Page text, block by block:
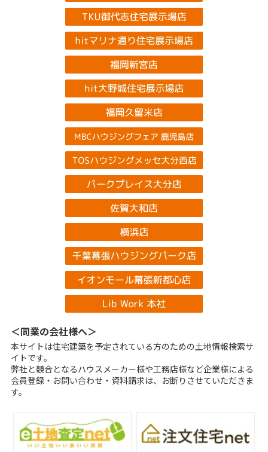
＜同業の会社様へ＞
本サイトは住宅建築を予定されている方のための土地情報検索サ
イトです。
弊社と競合となるハウスメーカー様や工務店様など企業様による
会員登録・お問い合わせ・資料請求は、お断りさせていただきま
す。